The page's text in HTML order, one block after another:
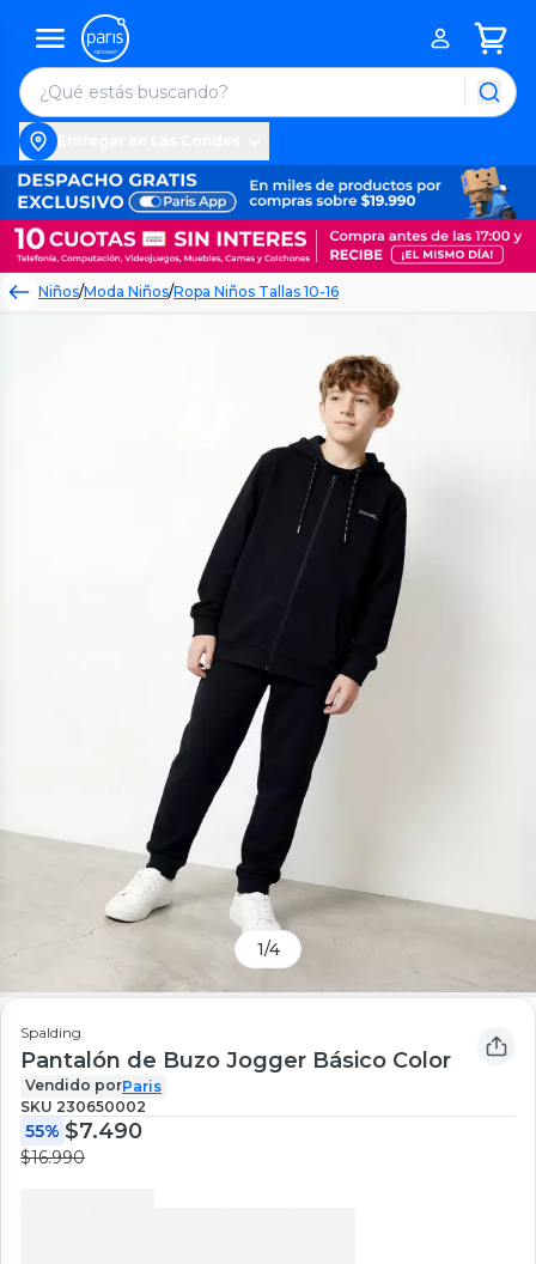
Niños/Moda Niños/Ropa Niños Tallas 10-16
1/4
Spalding
Pantalón de Buzo Jogger Básico Color
Vendido porParis
SKU 230650002
55% $7.490
$16.990